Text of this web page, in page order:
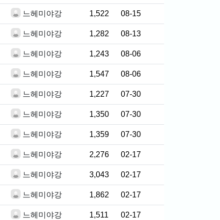
느헤미야강 1,522 08-15
느헤미야강 1,282 08-13
느헤미야강 1,243 08-06
느헤미야강 1,547 08-06
느헤미야강 1,227 07-30
느헤미야강 1,350 07-30
느헤미야강 1,359 07-30
느헤미야강 2,276 02-17
느헤미야강 3,043 02-17
느헤미야강 1,862 02-17
느헤미야강 1,511 02-17